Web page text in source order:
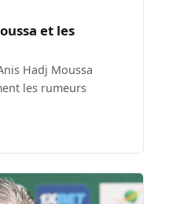
et les
Hadj Moussa
les rumeurs